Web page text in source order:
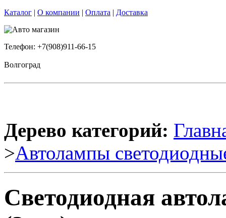
Каталог | О компании | Оплата | Доставка
Телефон: +7(908)911-66-15
Волгоград
Дерево категорий:
>Автолампы
Светодиодная